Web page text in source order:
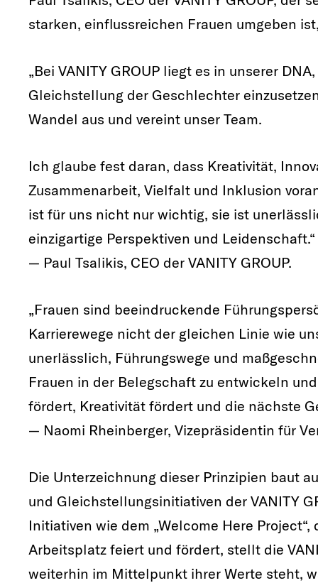
starken, einflussreichen Frauen umgeben
„Bei VANITY GROUP liegt es in unserer
Gleichstellung der Geschlechter
Wandel aus und vereint unser Team.
Ich glaube fest daran, dass Kreativität,
Zusammenarbeit, Vielfalt und Inklusion
ist für uns nicht nur wichtig, sie ist
einzigartige Perspektiven und Leidenschaft.“
— Paul Tsalikis, CEO der VANITY GROUP.
„Frauen sind beeindruckende
Karrierewege nicht der gleichen Linie wie
unerlässlich, Führungswege und
Frauen in der Belegschaft zu entwickeln
fördert, Kreativität fördert und die nächste
— Naomi Rheinberger, Vizepräsidentin für
Die Unterzeichnung dieser Prinzipien baut
und Gleichstellungsinitiativen der VANITY
Initiativen wie dem „Welcome Here
Arbeitsplatz feiert und fördert, stellt die
weiterhin im Mittelpunkt ihrer Werte steht,